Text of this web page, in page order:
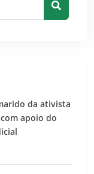
da ativista
apoio do